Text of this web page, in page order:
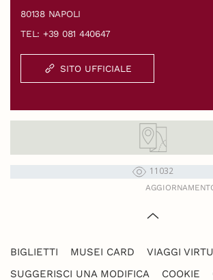
80138 NAPOLI
TEL: +39 081 440647
SITO UFFICIALE
11032
BIGLIETTI MUSEI CARD
VIAGGI
SUGGERISCI UNA MODIFICA
COOKIE